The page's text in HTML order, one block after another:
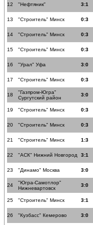
12 "Нефтяник" 3:1
13 "Строитель" Минск 0:3
14 "Строитель" Минск 0:3
15 "Строитель" Минск 0:3
16 "Урал" Уфа 3:0
17 "Строитель" Минск 0:3
18
"Газпром-Югра"
Сургутский район
3:0
19 "Строитель" Минск 0:3
20 "Строитель" Минск 0:3
21 "Строитель" Минск 1:3
22 "АСК" Нижний Новгород 3:1
23 "Динамо" Москва 3:0
24
"Югра-Самотлор"
Нижневартовск
3:0
25 "Строитель" Минск 3:1
26 "Кузбасс" Кемерово 3:0